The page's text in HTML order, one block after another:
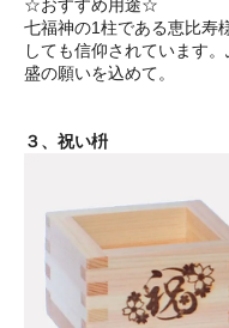
☆おすすめ用途☆
七福神の1柱である恵比寿
しても信仰されています
盛の願いを込めて。
３、祝い枡